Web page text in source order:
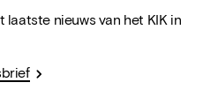
nieuws van het KIK in